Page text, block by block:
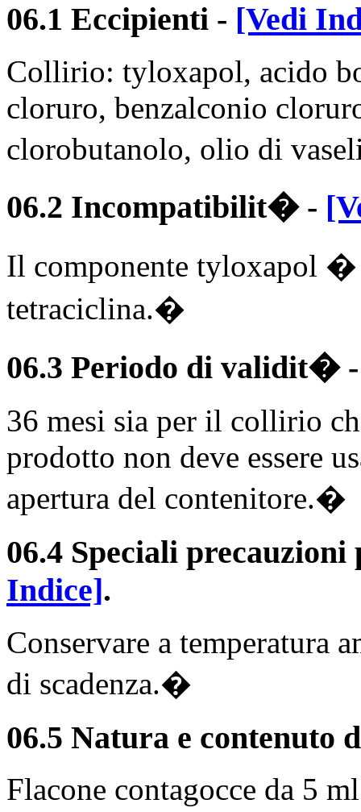
06.1 Eccipienti - [Vedi
Collirio: tyloxapol, acido
cloruro, benzalconio
clorobutanolo, olio di
06.2 Incompatibilit�-
Il componente tyloxapol
tetraciclina.�
06.3 Periodo di validit�
36 mesi sia per il collirio
prodotto non deve essere
apertura del contenitore.�
06.4 Speciali precauzioni
Indice].
Conservare a temperatura
di scadenza.�
06.5 Natura e contenuto
Flacone contagocce da 5